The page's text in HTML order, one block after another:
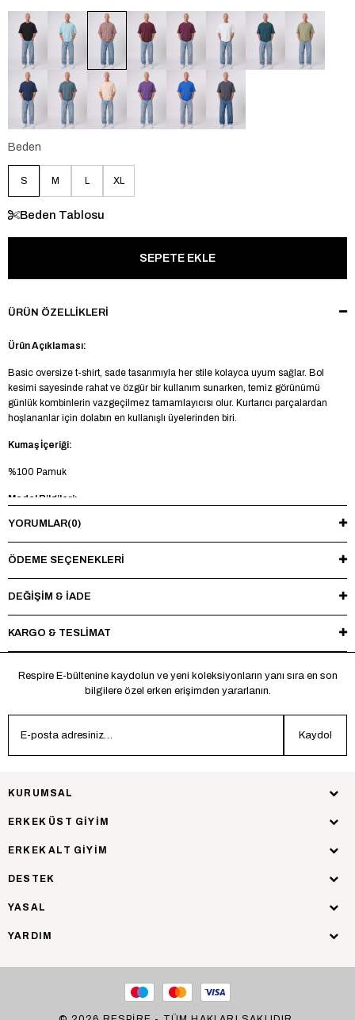
Beden
S M L XL
Beden Tablosu
ÜRÜN ÖZELLIKLERI
Ürün Açıklaması:
Basic oversize t-shirt, sade tasarımıyla her stile kolayca uyum sağlar. Bol
kesimi sayesinde rahat ve özgür bir kullanım sunarken, temiz görünümü
günlük kombinlerin vazgeçilmez tamamlayıcısı olur. Kurtarıcı parçalardan
hoşlananlar için dolabın en kullanışlı üyelerinden biri.
Kumaş İçeriği:
%100 Pamuk
Model Bilgileri:
Boy 188 cm - Kilo 85 kg - Manken üzerinde L beden mevcuttur.
Yıkama Talimatı:
Maksimum 30°C’de tersten yıkayınız, ağartıcı ve kurutucu kullanmayınız.
Ütüleme sırasında baskı ve nakışlı bölgelere doğrudan ısı uygulamaktan
*Made in Türkiye
YORUMLAR(0)
ÖDEME SEÇENEKLERI
DEĞİŞİM & İADE
KARGO & TESLİMAT
Respire E-bültenine kaydolun ve yeni koleksiyonların yanı sıra en son
bilgilere özel erken erişimden yararlanın.
Kaydol
KURUMSAL
ERKEK ÜST GİYİM
ERKEK ALT GİYİM
DESTEK
YASAL
YARDIM